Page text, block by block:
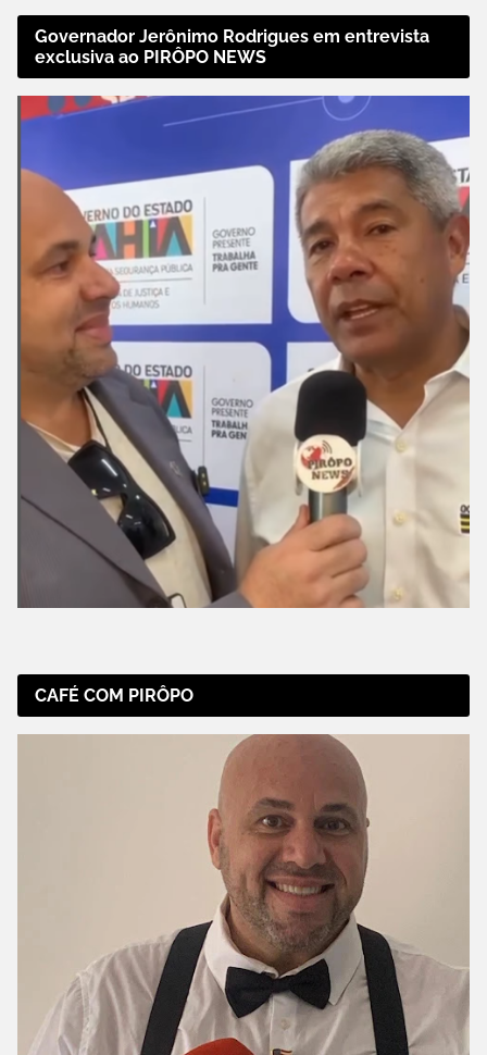
Governador Jerônimo Rodrigues em entrevista
exclusiva ao PIRÔPO NEWS
CAFÉ COM PIRÔPO